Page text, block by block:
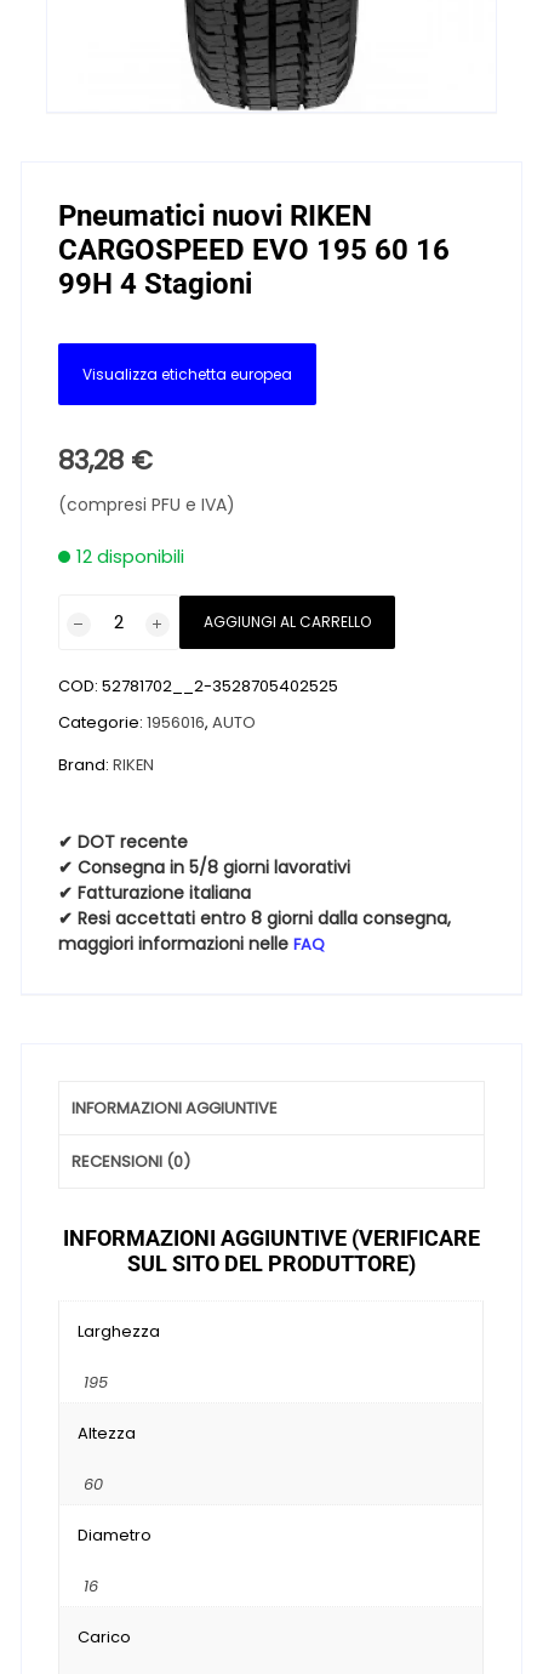
Pneumatici nuovi RIKEN
CARGOSPEED EVO 195 60 16
99H 4 Stagioni
Visualizza etichetta europea
83,28 €
(compresi PFU e IVA)
12 disponibili
CARGOSPEED
EVO
99H
4
Stagioni
quantità
AGGIUNGI AL CARRELLO
COD:52781702__2-3528705402525
Categorie:1956016,AUTO
Brand:RIKEN
✔ DOT recente
✔ Consegna in 5/8 giorni lavorativi
✔ Fatturazione italiana
✔ Resi accettati entro 8 giorni dalla consegna,
maggiori informazioni nelleFAQ
INFORMAZIONI AGGIUNTIVE
RECENSIONI (0)
INFORMAZIONI AGGIUNTIVE (VERIFICARE
SUL SITO DEL PRODUTTORE)
Larghezza
195
Altezza
60
Diametro
16
Carico